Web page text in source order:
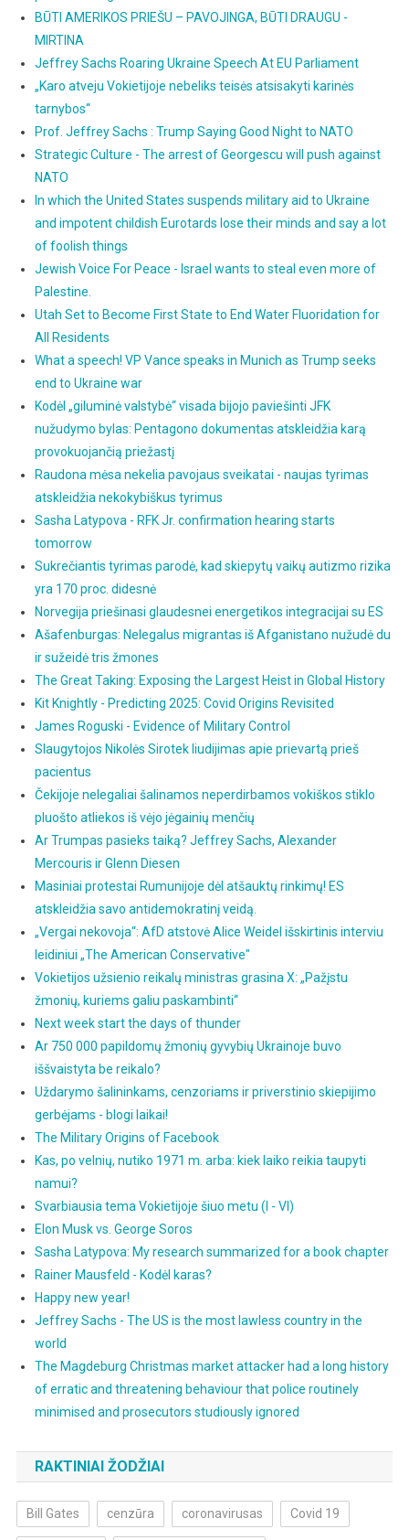
BŪTI AMERIKOS PRIEŠU – PAVOJINGA, BŪTI DRAUGU -
MIRTINA
Jeffrey Sachs Roaring Ukraine Speech At EU Parliament
„Karo atveju Vokietijoje nebeliks teisės atsisakyti karinės
tarnybos“
Prof. Jeffrey Sachs : Trump Saying Good Night to NATO
Strategic Culture - The arrest of Georgescu will push against
NATO
In which the United States suspends military aid to Ukraine
and impotent childish Eurotards lose their minds and say a lot
of foolish things
Jewish Voice For Peace - Israel wants to steal even more of
Palestine.
Utah Set to Become First State to End Water Fluoridation for
All Residents
What a speech! VP Vance speaks in Munich as Trump seeks
end to Ukraine war
Kodėl „giluminė valstybė“ visada bijojo paviešinti JFK
nužudymo bylas: Pentagono dokumentas atskleidžia karą
provokuojančią priežastį
Raudona mėsa nekelia pavojaus sveikatai - naujas tyrimas
atskleidžia nekokybiškus tyrimus
Sasha Latypova - RFK Jr. confirmation hearing starts
tomorrow
Sukrečiantis tyrimas parodė, kad skiepytų vaikų autizmo rizika
yra 170 proc. didesnė
Norvegija priešinasi glaudesnei energetikos integracijai su ES
Ašafenburgas: Nelegalus migrantas iš Afganistano nužudė du
ir sužeidė tris žmones
The Great Taking: Exposing the Largest Heist in Global History
Kit Knightly - Predicting 2025: Covid Origins Revisited
James Roguski - Evidence of Military Control
Slaugytojos Nikolės Sirotek liudijimas apie prievartą prieš
pacientus
Čekijoje nelegaliai šalinamos neperdirbamos vokiškos stiklo
pluošto atliekos iš vėjo jėgainių menčių
Ar Trumpas pasieks taiką? Jeffrey Sachs, Alexander
Mercouris ir Glenn Diesen
Masiniai protestai Rumunijoje dėl atšauktų rinkimų! ES
atskleidžia savo antidemokratinį veidą.
„Vergai nekovoja“: AfD atstovė Alice Weidel išskirtinis interviu
leidiniui „The American Conservative"
Vokietijos užsienio reikalų ministras grasina X: „Pažįstu
žmonių, kuriems galiu paskambinti“
Next week start the days of thunder
Ar 750 000 papildomų žmonių gyvybių Ukrainoje buvo
iššvaistyta be reikalo?
Uždarymo šalininkams, cenzoriams ir priverstinio skiepijimo
gerbėjams - blogi laikai!
The Military Origins of Facebook
Kas, po velnių, nutiko 1971 m. arba: kiek laiko reikia taupyti
namui?
Svarbiausia tema Vokietijoje šiuo metu (I - VI)
Elon Musk vs. George Soros
Sasha Latypova: My research summarized for a book chapter
Rainer Mausfeld - Kodėl karas?
Happy new year!
Jeffrey Sachs - The US is the most lawless country in the
world
The Magdeburg Christmas market attacker had a long history
of erratic and threatening behaviour that police routinely
minimised and prosecutors studiously ignored
RAKTINIAI ŽODŽIAI
Bill Gates cenzūra coronavirusas Covid 19